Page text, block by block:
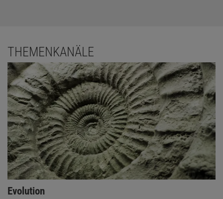
THEMENKANÄLE
Evolution